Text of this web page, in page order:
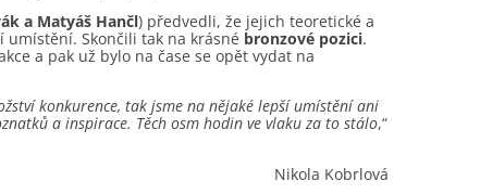
a Matyáš Hančl) předvedli, že jejich teoretické a
Skončili tak na krásné bronzové pozici.
a pak už bylo na čase se opět vydat na
konkurence, tak jsme na nějaké lepší umístění ani
a inspirace. Těch osm hodin ve vlaku za to stálo,“
Nikola Kobrlová